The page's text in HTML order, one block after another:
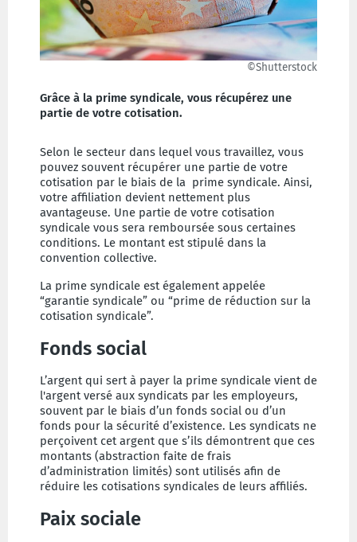
©Shutterstock
Grâce à la prime syndicale, vous récupérez une
partie de votre cotisation.
Selon le secteur dans lequel vous travaillez, vous
pouvez souvent récupérer une partie de votre
cotisation par le biais de la prime syndicale. Ainsi,
votre affiliation devient nettement plus
avantageuse. Une partie de votre cotisation
syndicale vous sera remboursée sous certaines
conditions. Le montant est stipulé dans la
convention collective.
La prime syndicale est également appelée
“garantie syndicale” ou “prime de réduction sur la
cotisation syndicale”.
Fonds social
L’argent qui sert à payer la prime syndicale vient de
l'argent versé aux syndicats par les employeurs,
souvent par le biais d’un fonds social ou d’un
fonds pour la sécurité d’existence. Les syndicats ne
perçoivent cet argent que s’ils démontrent que ces
montants (abstraction faite de frais
d’administration limités) sont utilisés afin de
réduire les cotisations syndicales de leurs affiliés.
Paix sociale